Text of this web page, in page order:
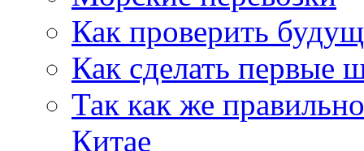
Как проверить
Как сделать первые
Так как же
Китае